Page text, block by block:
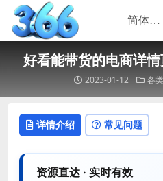
好看能带货的电商详
2023-01-12 各
详情介绍 常见问题
资源直达 · 实时有效